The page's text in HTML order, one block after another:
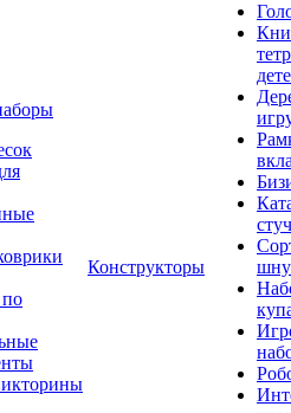
Конструкторы